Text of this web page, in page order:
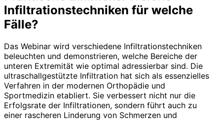
Infiltrationstechniken für welche
Fälle?
Das Webinar wird verschiedene Infiltrationstechniken
beleuchten und demonstrieren, welche Bereiche der
unteren Extremität wie optimal adressierbar sind. Die
ultraschallgestützte Infiltration hat sich als essenzielles
Verfahren in der modernen Orthopädie und
Sportmedizin etabliert. Sie verbessert nicht nur die
Erfolgsrate der Infiltrationen, sondern führt auch zu
einer rascheren Linderung von Schmerzen und